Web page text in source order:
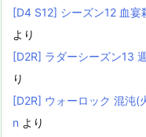
[D4 S12] シーズン12 血宴
より
[D2R] ラダーシーズン13
り
[D2R] ウォーロック 混沌(
n より